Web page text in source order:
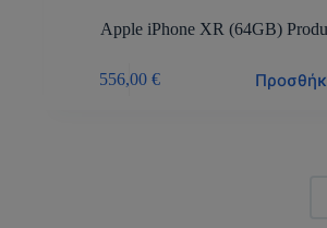
Apple iPhone XR (64GB)
556,00 €